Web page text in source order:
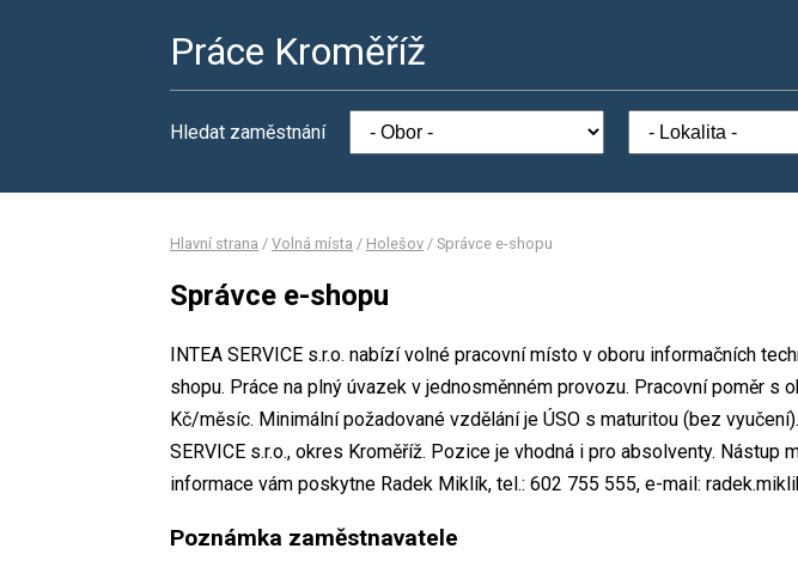
Práce Kroměříž
Hledat zaměstnání
Hlavní strana / Volná místa / Holešov / Správce e-shopu
Správce e-shopu
INTEA SERVICE s.r.o. nabízí volné pracovní místo v oboru informačních
shopu. Práce na plný úvazek v jednosměnném provozu. Pracovní poměr s
Kč/měsíc. Minimální požadované vzdělání je ÚSO s maturitou (bez
SERVICE s.r.o., okres Kroměříž. Pozice je vhodná i pro absolventy. Nástup
informace vám poskytne Radek Miklík, tel.: 602 755 555, e-mail:
Poznámka zaměstnavatele